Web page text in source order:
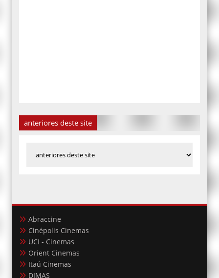
anteriores deste site
Abraccine
Cinépolis Cinemas
UCI - Cinemas
Orient Cinemas
Itaú Cinemas
DIMAS